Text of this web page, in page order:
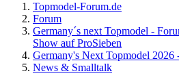
Topmodel-Forum.de
Forum
Germany´s next Topmodel -
Show auf ProSieben
Germany's Next Topmodel 2026
News & Smalltalk